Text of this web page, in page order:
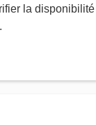
la disponibilité